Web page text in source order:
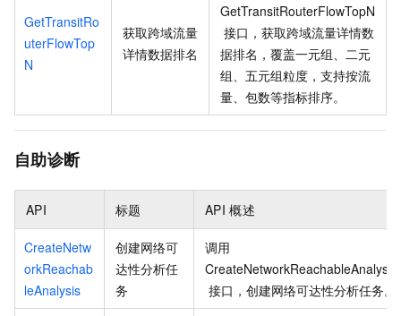
GetTransitRo
uterFlowTop
N
获取跨域流量
详情数据排名
GetTransitRouterFlowTopN
接口，获取跨域流量详情数
据排名，覆盖一元组、二元
组、五元组粒度，支持按流
量、包数等指标排序。
自助诊断
API 标题 API 概述
CreateNetw
orkReachab
leAnalysis
创建网络可
达性分析任
务
调用
CreateNetworkReachableAnalysis
接口，创建网络可达性分析任务。